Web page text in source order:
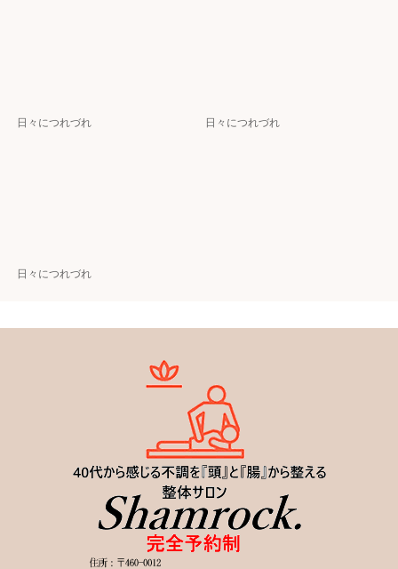
日々につれづれ 日々につれづれ
日々につれづれ